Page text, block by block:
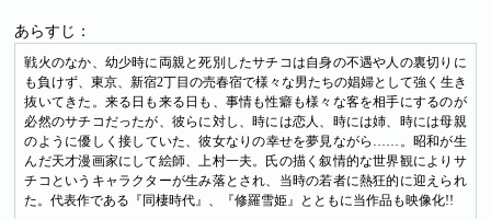
あらすじ：
戦火のなか、幼少時に両親と死別したサチコは自身の不遇や人の裏切りに
も負けず、東京、新宿2丁目の売春宿で様々な男たちの娼婦として強く生き
抜いてきた。来る日も来る日も、事情も性癖も様々な客を相手にするのが
必然のサチコだったが、彼らに対し、時には恋人、時には姉、時には母親
のように優しく接していた、彼女なりの幸せを夢見ながら……。昭和が生
んだ天才漫画家にして絵師、上村一夫。氏の描く叙情的な世界観によりサ
チコというキャラクターが生み落とされ、当時の若者に熱狂的に迎えられ
た。代表作である『同棲時代』、『修羅雪姫』とともに当作品も映像化!!